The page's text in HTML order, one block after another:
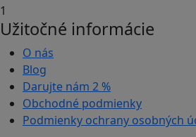
1
Užitočné informácie
O nás
Blog
Darujte nám 2 %
Obchodné podmienky
Podmienky ochrany osobných